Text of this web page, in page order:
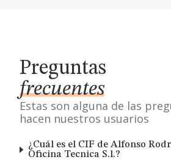
Preguntas
frecuentes
Estas son alguna de las
hacen nuestros usuarios
¿Cuál es el CIF de Alfonso
Oficina Tecnica S.l.?